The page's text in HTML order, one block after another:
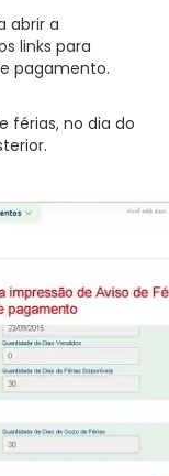
abrir a
links para
pagamento.
férias, no dia do